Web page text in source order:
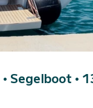
• Segelboot •